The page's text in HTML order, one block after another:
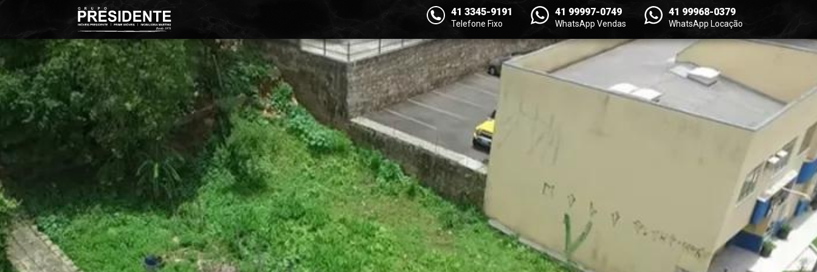
41 3345-9191
Telefone Fixo
41 99997-0749
WhatsApp Vendas
41 99968-0379
WhatsApp Locação